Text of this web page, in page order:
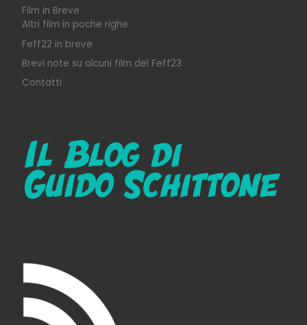
Film in Breve
Altri film in poche righe
Feff22 in breve
Brevi note su alcuni film del Feff23
Contatti